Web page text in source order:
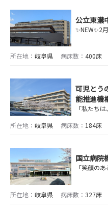
公立東濃
所在地： 岐阜県 病床数： 400床
可児とう
能推進機
所在地： 岐阜県 病床数： 184床
国立病院
所在地： 岐阜県 病床数： 327床